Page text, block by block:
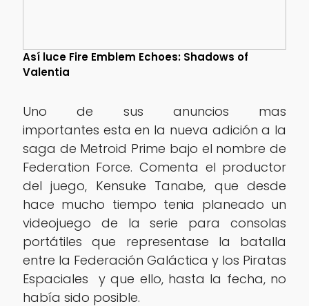
Así luce Fire Emblem Echoes: Shadows of
Valentia
Uno de sus anuncios mas
importantes esta en la nueva adición a la
saga de Metroid Prime bajo el nombre de
Federation Force. Comenta el productor
del juego, Kensuke Tanabe, que desde
hace mucho tiempo tenia planeado un
videojuego de la serie para consolas
portátiles que representase la batalla
entre la Federación Galáctica y los Piratas
Espaciales y que ello, hasta la fecha, no
había sido posible.